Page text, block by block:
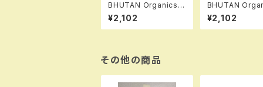
BHUTAN Organics
ブータン産ハーブティー
Minty Highland Mix
14パック
¥2,102
BHUTAN
ブータン産ハー
Herbal Burst
ク
¥2,102
その他の商品